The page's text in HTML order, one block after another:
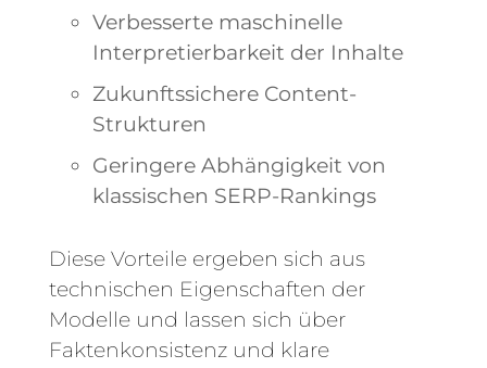
Verbesserte maschinelle
Interpretierbarkeit der Inhalte
Zukunftssichere Content-
Strukturen
Geringere Abhängigkeit von
klassischen SERP-Rankings
Diese Vorteile ergeben sich aus
technischen Eigenschaften der
Modelle und lassen sich über
Faktenkonsistenz und klare